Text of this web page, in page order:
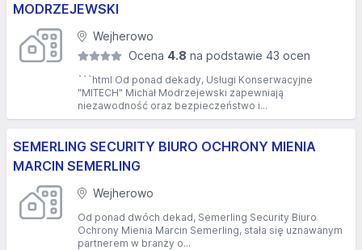
MODRZEJEWSKI
Wejherowo
Ocena 4.8 na podstawie 43 ocen
```html Od ponad dekady, Usługi Konserwacyjne
"MITECH" Michał Modrzejewski zapewniają
niezawodność oraz bezpieczeństwo i...
SEMERLING SECURITY BIURO OCHRONY MIENIA
MARCIN SEMERLING
Wejherowo
Od ponad dwóch dekad, Semerling Security Biuro
Ochrony Mienia Marcin Semerling, stała się uznawanym
partnerem w branży o...